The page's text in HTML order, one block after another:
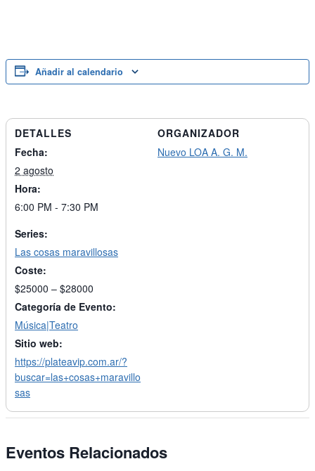
Añadir al calendario
DETALLES
Fecha:
2 agosto
Hora:
6:00 PM - 7:30 PM
Series:
Las cosas maravillosas
Coste:
$25000 – $28000
Categoría de Evento:
Música|Teatro
Sitio web:
https://plateavip.com.ar/?
buscar=las+cosas+maravillo
sas
ORGANIZADOR
Nuevo LOA A. G. M.
Eventos Relacionados